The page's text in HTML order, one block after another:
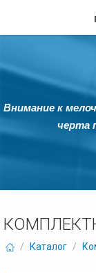
Внимание к
черта
/ Каталог /